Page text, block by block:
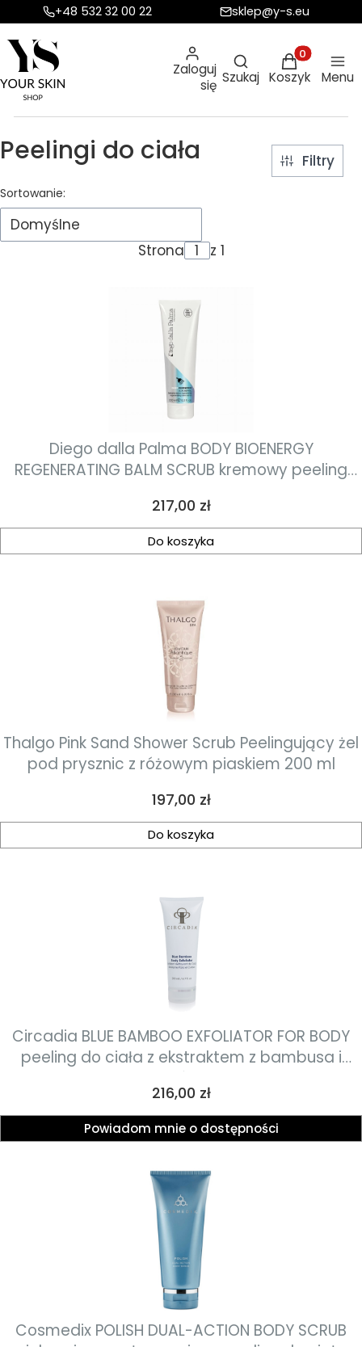
+48 532 32 00 22 sklep@y-s.eu
Zaloguj
się
Otwórz
Szukaj
Produkty w
Koszyk Menu
Peelingi do ciała Filtry
Lista produktów
Sortowanie:
Domyślne
Strona
z 1
Diego dalla Palma BODY BIOENERGY
REGENERATING BALM SCRUB kremowy peeling
Cena
217,00 zł
Do koszyka
Thalgo Pink Sand Shower Scrub Peelingujący żel
pod prysznic z różowym piaskiem 200 ml
Cena
197,00 zł
Do koszyka
Circadia BLUE BAMBOO EXFOLIATOR FOR BODY
peeling do ciała z ekstraktem z bambusa i
nasion borówki 236 ml
Cena
216,00 zł
Powiadom mnie o dostępności
Cosmedix POLISH DUAL-ACTION BODY SCRUB